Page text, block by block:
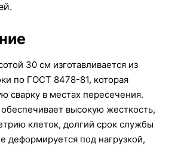
30 см изготавливается из
по ГОСТ 8478-81, которая
сварку в местах пересечения.
высокую жесткость,
клеток, долгий срок службы
деформируется под нагрузкой,